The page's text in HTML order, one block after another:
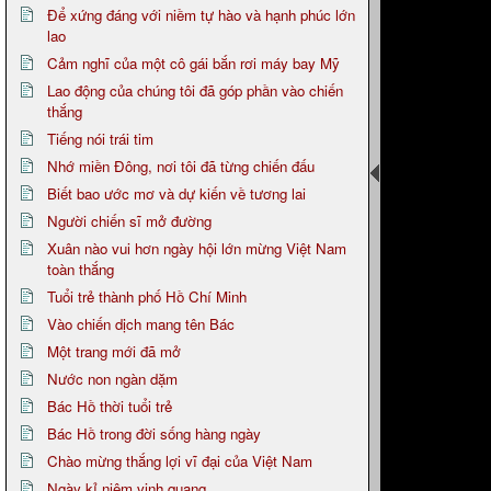
Để xứng đáng với niềm tự hào và hạnh phúc lớn
lao
Cảm nghĩ của một cô gái bắn rơi máy bay Mỹ
Lao động của chúng tôi đã góp phần vào chiến
thắng
Tiếng nói trái tim
Nhớ miền Đông, nơi tôi đã từng chiến đấu
Biết bao ước mơ và dự kiến về tương lai
Người chiến sĩ mở đường
Xuân nào vui hơn ngày hội lớn mừng Việt Nam
toàn thắng
Tuổi trẻ thành phố Hồ Chí Minh
Vào chiến dịch mang tên Bác
Một trang mới đã mở
Nước non ngàn dặm
Bác Hồ thời tuổi trẻ
Bác Hồ trong đời sống hàng ngày
Chào mừng thắng lợi vĩ đại của Việt Nam